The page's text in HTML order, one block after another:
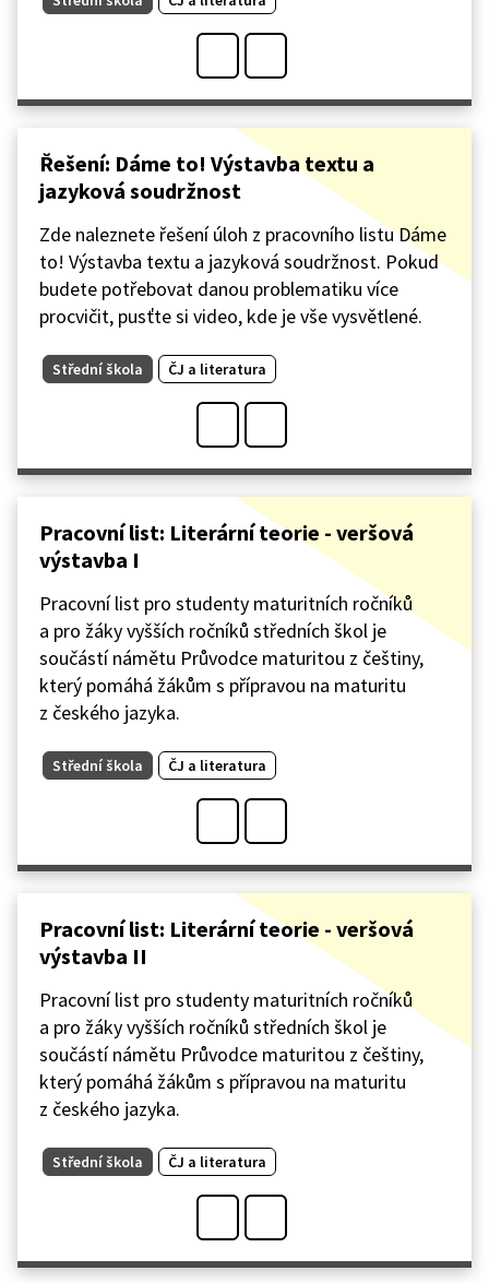
Řešení: Dáme to! Výstavba textu a
jazyková soudržnost
Zde naleznete řešení úloh z pracovního listu Dáme
to! Výstavba textu a jazyková soudržnost. Pokud
budete potřebovat danou problematiku více
procvičit, pusťte si video, kde je vše vysvětlené.
Střední škola ČJ a literatura
Pracovní list: Literární teorie - veršová
výstavba I
Pracovní list pro studenty maturitních ročníků
a pro žáky vyšších ročníků středních škol je
součástí námětu Průvodce maturitou z češtiny,
který pomáhá žákům s přípravou na maturitu
z českého jazyka.
Střední škola ČJ a literatura
Pracovní list: Literární teorie - veršová
výstavba II
Pracovní list pro studenty maturitních ročníků
a pro žáky vyšších ročníků středních škol je
součástí námětu Průvodce maturitou z češtiny,
který pomáhá žákům s přípravou na maturitu
z českého jazyka.
Střední škola ČJ a literatura